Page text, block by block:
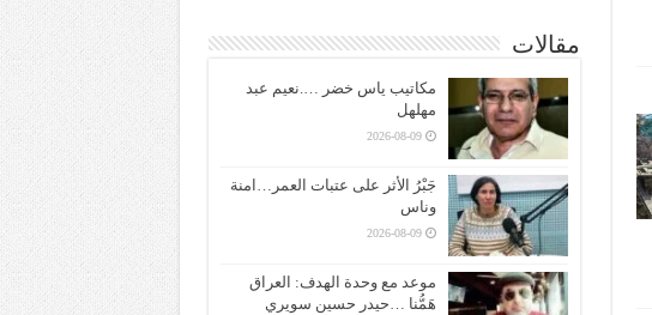
مقالات
مكاتيب ياس خضر ….نعيم عبد
مهلهل
2026-08-09
جَبْرُ الأثر على عتبات العمر…امنة
وناس
2026-08-09
موعد مع وحدة الهدف: العراق
هَمُّنا …حيدر حسين سويري